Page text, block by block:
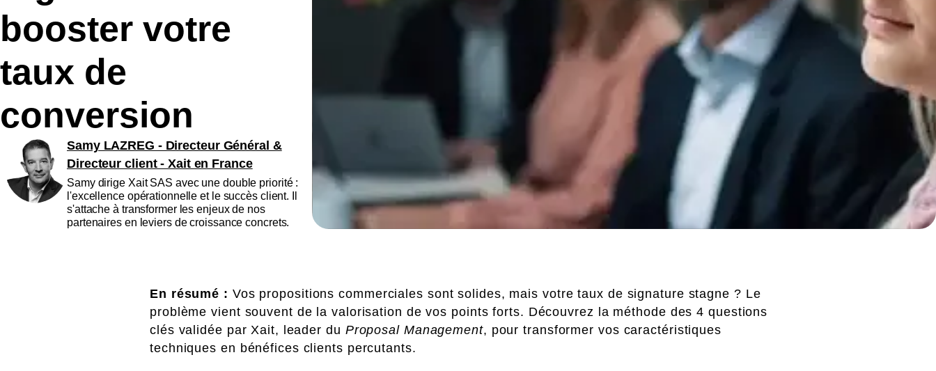
Artificielle
booster votre
taux de
conversion
Samy LAZREG - Directeur Général &
Directeur client - Xait en France
Samy dirige Xait SAS avec une double priorité :
l'excellence opérationnelle et le succès client. Il
s'attache à transformer les enjeux de nos
partenaires en leviers de croissance concrets.
En résumé : Vos propositions commerciales sont solides, mais votre taux de signature stagne ? Le
problème vient souvent de la valorisation de vos points forts. Découvrez la méthode des 4 questions
clés validée par Xait, leader du Proposal Management, pour transformer vos caractéristiques
techniques en bénéfices clients percutants.